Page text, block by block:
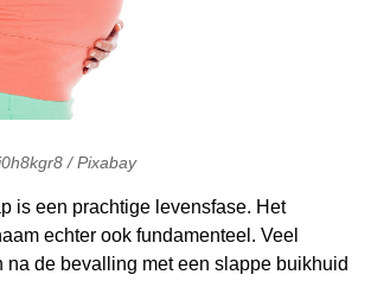
/ Pixabay
is een prachtige levensfase. Het
echter ook fundamenteel. Veel
na de bevalling met een slappe buikhuid